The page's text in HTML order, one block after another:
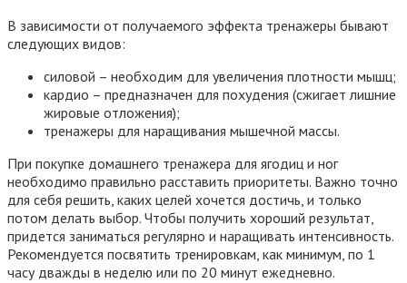
В зависимости от получаемого эффекта тренажеры бывают
следующих видов:
силовой – необходим для увеличения плотности мышц;
кардио – предназначен для похудения (сжигает лишние
жировые отложения);
тренажеры для наращивания мышечной массы.
При покупке домашнего тренажера для ягодиц и ног
необходимо правильно расставить приоритеты. Важно точно
для себя решить, каких целей хочется достичь, и только
потом делать выбор. Чтобы получить хороший результат,
придется заниматься регулярно и наращивать интенсивность.
Рекомендуется посвятить тренировкам, как минимум, по 1
часу дважды в неделю или по 20 минут ежедневно.